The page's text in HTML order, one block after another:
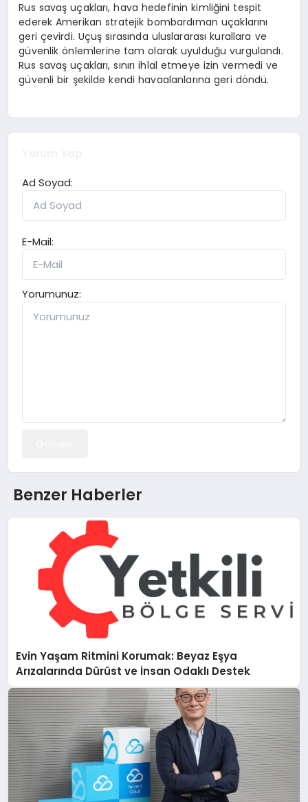
Rus savaş uçakları, hava hedefinin kimliğini tespit
ederek Amerikan stratejik bombardıman uçaklarını
geri çevirdi. Uçuş sırasında uluslararası kurallara ve
güvenlik önlemlerine tam olarak uyulduğu vurgulandı.
Rus savaş uçakları, sınırı ihlal etmeye izin vermedi ve
güvenli bir şekilde kendi havaalanlarına geri döndü.
Ad Soyad:
E-Mail:
Yorumunuz:
Benzer Haberler
Evin Yaşam Ritmini Korumak: Beyaz Eşya
Arızalarında Dürüst ve İnsan Odaklı Destek